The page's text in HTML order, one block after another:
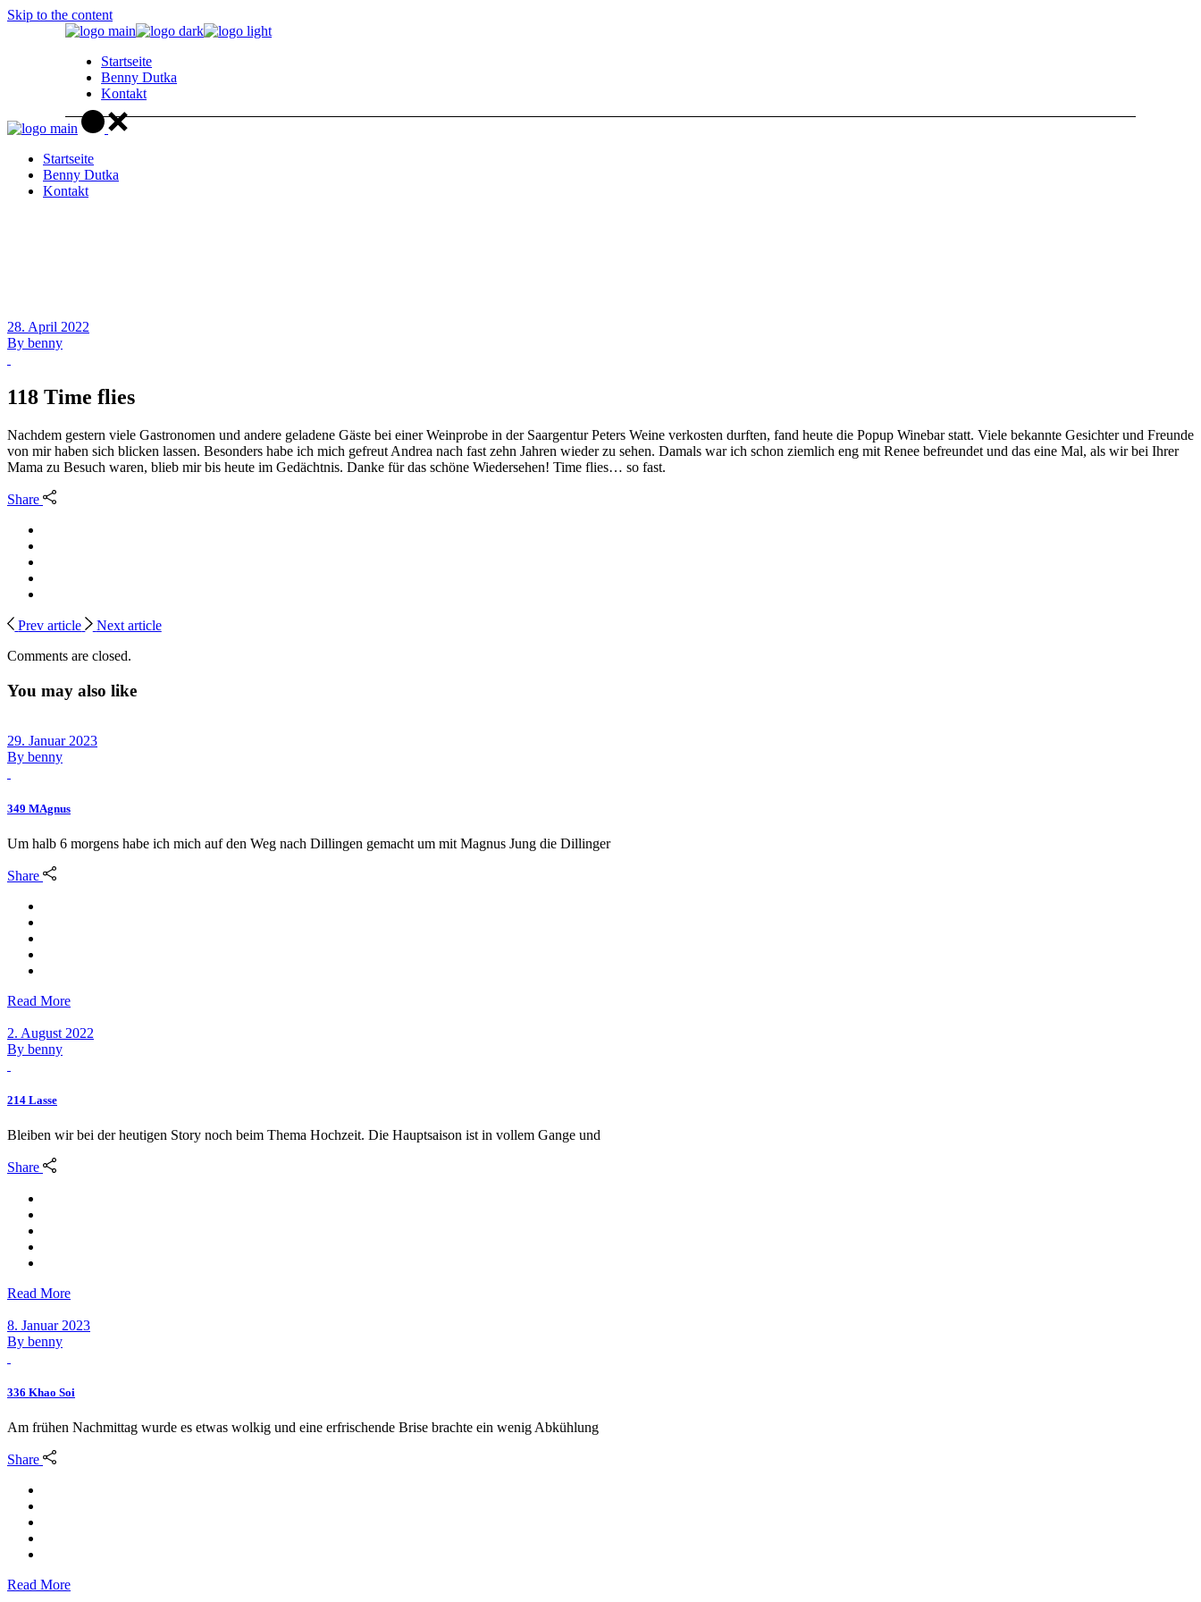
Skip to the content
Startseite
Benny Dutka
Kontakt
Startseite
Benny Dutka
Kontakt
28. April 2022
By benny
118 Time flies
Nachdem gestern viele Gastronomen und andere geladene Gäste bei einer Weinprobe in der Saargentur Peters Weine verkosten durften, fand heute die Popup Winebar statt. Viele bekannte Gesichter und Freunde
von mir haben sich blicken lassen. Besonders habe ich mich gefreut Andrea nach fast zehn Jahren wieder zu sehen. Damals war ich schon ziemlich eng mit Renee befreundet und das eine Mal, als wir bei Ihrer
Mama zu Besuch waren, blieb mir bis heute im Gedächtnis. Danke für das schöne Wiedersehen! Time flies… so fast.
Share
Prev article
Next article
Comments are closed.
You may also like
29. Januar 2023
By benny
349 MAgnus
Um halb 6 morgens habe ich mich auf den Weg nach Dillingen gemacht um mit Magnus Jung die Dillinger
Share
Read More
2. August 2022
By benny
214 Lasse
Bleiben wir bei der heutigen Story noch beim Thema Hochzeit. Die Hauptsaison ist in vollem Gange und
Share
Read More
8. Januar 2023
By benny
336 Khao Soi
Am frühen Nachmittag wurde es etwas wolkig und eine erfrischende Brise brachte ein wenig Abkühlung
Share
Read More